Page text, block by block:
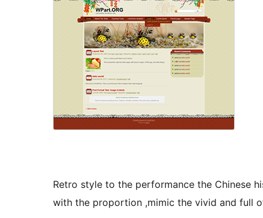
Retro style to the performance the Chinese
with the proportion ,mimic the vivid and full